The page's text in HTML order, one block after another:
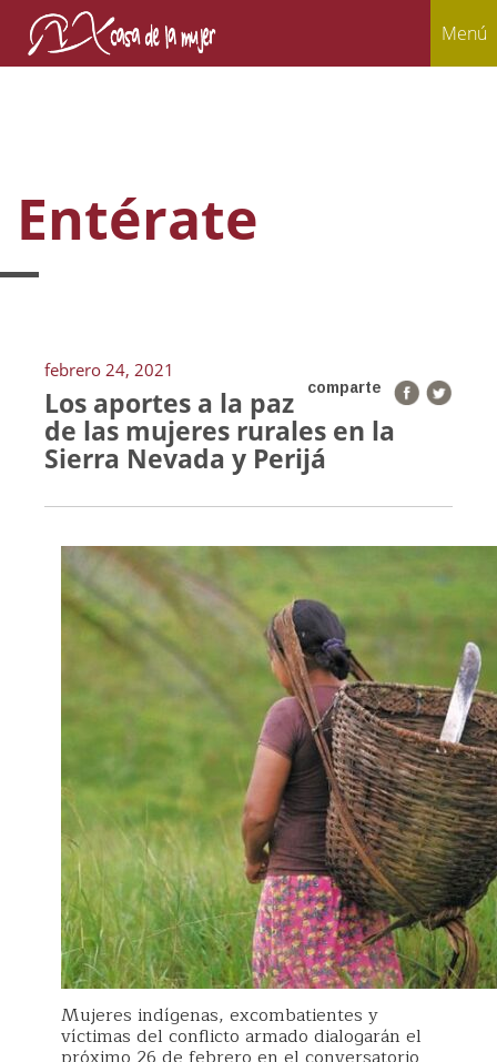
Menú
Entérate
febrero 24, 2021
comparte
Los aportes a la paz
de las mujeres rurales en la
Sierra Nevada y Perijá
Mujeres indígenas, excombatientes y
víctimas del conflicto armado dialogarán el